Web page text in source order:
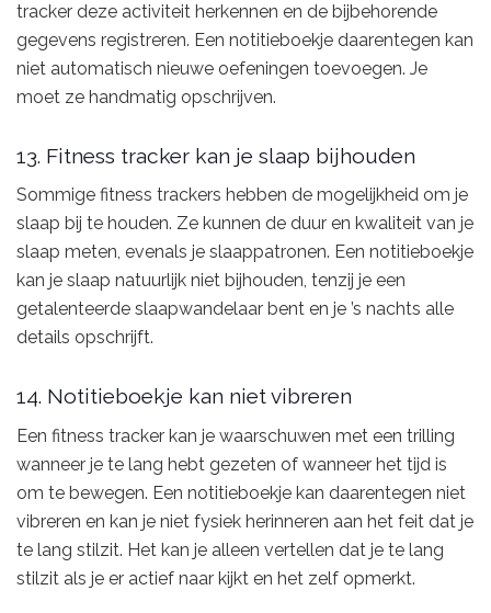
tracker deze activiteit herkennen en de bijbehorende
gegevens registreren. Een notitieboekje daarentegen kan
niet automatisch nieuwe oefeningen toevoegen. Je
moet ze handmatig opschrijven.
13. Fitness tracker kan je slaap bijhouden
Sommige fitness trackers hebben de mogelijkheid om je
slaap bij te houden. Ze kunnen de duur en kwaliteit van je
slaap meten, evenals je slaappatronen. Een notitieboekje
kan je slaap natuurlijk niet bijhouden, tenzij je een
getalenteerde slaapwandelaar bent en je ’s nachts alle
details opschrijft.
14. Notitieboekje kan niet vibreren
Een fitness tracker kan je waarschuwen met een trilling
wanneer je te lang hebt gezeten of wanneer het tijd is
om te bewegen. Een notitieboekje kan daarentegen niet
vibreren en kan je niet fysiek herinneren aan het feit dat je
te lang stilzit. Het kan je alleen vertellen dat je te lang
stilzit als je er actief naar kijkt en het zelf opmerkt.